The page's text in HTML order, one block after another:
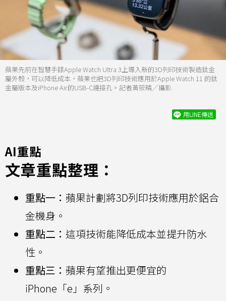
蘋果先前在智慧手錶Apple Watch Ultra 3上導入新的3D列印技術製造鈦金
屬外殼，可以降低成本，蘋果也把3D列印技術應用於Apple Watch 11 的鈦
金屬版本及iPhone Air的USB-C連接孔。記者黃筱晴／攝影
用LINE傳送
AI重點
文章重點整理：
重點一： 蘋果計劃將3D列印技術應用於鋁合
金機身。
重點二： 這項技術能降低成本並提升防水
性。
重點三： 蘋果有望推出更便宜的
iPhone「e」系列。